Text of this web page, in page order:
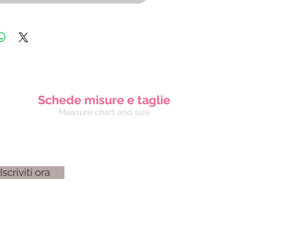
Schede misure e taglie
Measure chart and size
Iscriviti ora